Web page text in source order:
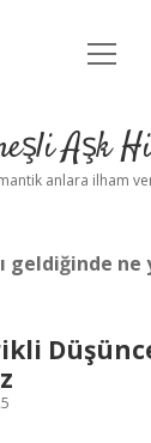
Anasayfa
Yasal Uyarı
menüyü
Aşk
anlara ilham
geldiğinde ne